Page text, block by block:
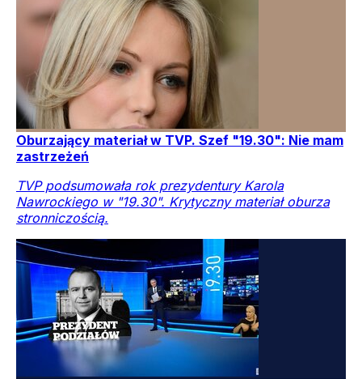
Oburzający materiał w TVP. Szef "19.30": Nie mam
zastrzeżeń
TVP podsumowała rok prezydentury Karola
Nawrockiego w "19.30". Krytyczny materiał oburza
stronniczością.